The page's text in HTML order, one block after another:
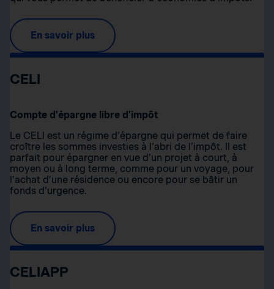
En savoir plus
CELI
Compte d’épargne libre d’impôt
Le CELI est un régime d’épargne qui permet de faire
croître les sommes investies à l’abri de l’impôt. Il est
parfait pour épargner en vue d’un projet à court, à
moyen ou à long terme, comme pour un voyage, pour
l’achat d’une résidence ou encore pour se bâtir un
fonds d’urgence.
En savoir plus
CELIAPP